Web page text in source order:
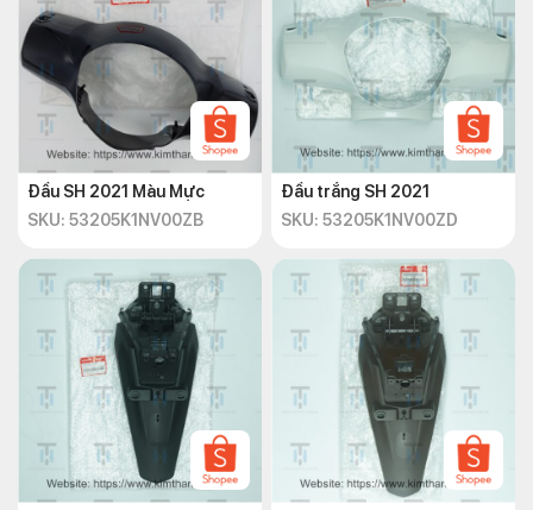
Đầu SH 2021 Màu Mực
SKU: 53205K1NV00ZB
Đầu trắng SH 2021
SKU: 53205K1NV00ZD